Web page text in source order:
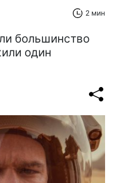
2 мин
большинство
один